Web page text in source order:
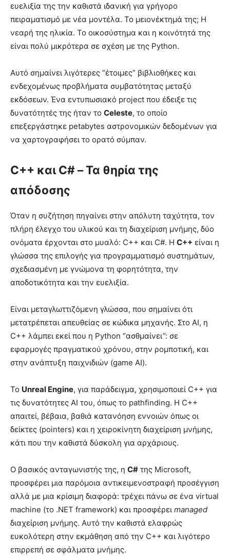
ευελιξία της την καθιστά ιδανική για γρήγορο
πειραματισμό με νέα μοντέλα. Το μειονέκτημά της; Η
νεαρή της ηλικία. Το οικοσύστημα και η κοινότητά της
είναι πολύ μικρότερα σε σχέση με της Python.
Αυτό σημαίνει λιγότερες “έτοιμες” βιβλιοθήκες και
ενδεχομένως προβλήματα συμβατότητας μεταξύ
εκδόσεων. Ένα εντυπωσιακό project που έδειξε τις
δυνατότητές της ήταν το Celeste, το οποίο
επεξεργάστηκε petabytes αστρονομικών δεδομένων για
να χαρτογραφήσει το ορατό σύμπαν.
C++ και C# – Τα θηρία της
απόδοσης
Όταν η συζήτηση πηγαίνει στην απόλυτη ταχύτητα, τον
πλήρη έλεγχο του υλικού και τη διαχείριση μνήμης, δύο
ονόματα έρχονται στο μυαλό: C++ και C#. Η C++ είναι η
γλώσσα της επιλογής για προγραμματισμό συστημάτων,
σχεδιασμένη με γνώμονα τη φορητότητα, την
αποδοτικότητα και την ευελιξία.
Είναι μεταγλωττιζόμενη γλώσσα, που σημαίνει ότι
μετατρέπεται απευθείας σε κώδικα μηχανής. Στο AI, η
C++ λάμπει εκεί που η Python “ασθμαίνει”: σε
εφαρμογές πραγματικού χρόνου, στην ρομποτική, και
στην ανάπτυξη παιχνιδιών (game AI).
Το Unreal Engine, για παράδειγμα, χρησιμοποιεί C++ για
τις δυνατότητες AI του, όπως το pathfinding. Η C++
απαιτεί, βέβαια, βαθιά κατανόηση εννοιών όπως οι
δείκτες (pointers) και η χειροκίνητη διαχείριση μνήμης,
κάτι που την καθιστά δύσκολη για αρχάριους.
Ο βασικός ανταγωνιστής της, η C# της Microsoft,
προσφέρει μια παρόμοια αντικειμενοστραφή προσέγγιση
αλλά με μια κρίσιμη διαφορά: τρέχει πάνω σε ένα virtual
machine (το .NET framework) και προσφέρει managed
διαχείριση μνήμης. Αυτό την καθιστά ελαφρώς
ευκολότερη στην εκμάθηση από την C++ και λιγότερο
επιρρεπή σε σφάλματα μνήμης.